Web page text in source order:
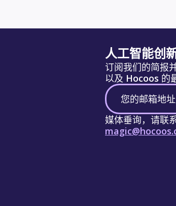
人工智能创
订阅我们的简报
以及 Hocoos 的
媒体垂询，请联